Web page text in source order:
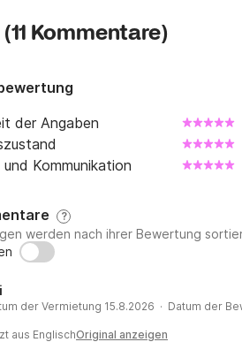
(11 Kommentare)
der Angaben
Kommunikation
?
werden nach ihrer Bewertung
der Vermietung 15.8.2026 · Datum der
aus EnglischOriginal anzeigen